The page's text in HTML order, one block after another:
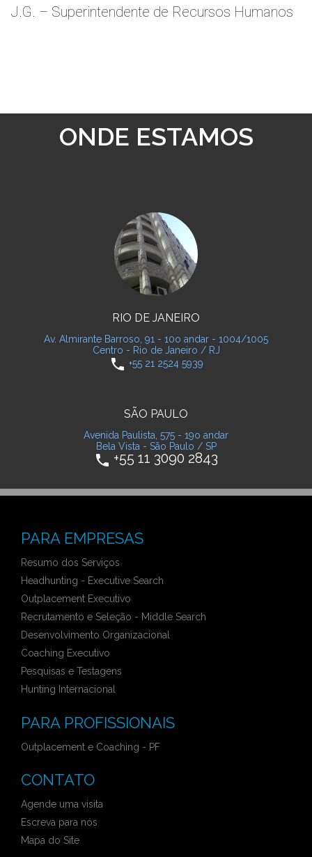
J.G. – Superintendente de Recursos Humanos
ONDE ESTAMOS
RIO DE JANEIRO
Av. Almirante Barroso, 91 - 10o andar - 1004/1005
Centro - Rio de Janeiro / RJ
phone +55 21 2524 5939
SÃO PAULO
Avenida Paulista, 575 - 19o andar
Bela Vista - São Paulo / SP
phone +55 11 3090 2843
PARA EMPRESAS
Resumo dos Serviços
Headhunting - Executive Search
Outplacement Executivo
Recrutamento e Seleção - Middle Search
Desenvolvimento Organizacional
Coaching Executivo
Pesquisas e Testagens
Hunting Internacional
PARA PROFISSIONAIS
Outplacement e Coaching - PF
CONTATO
Agende uma visita
Escreva para nós
Mapa do Site